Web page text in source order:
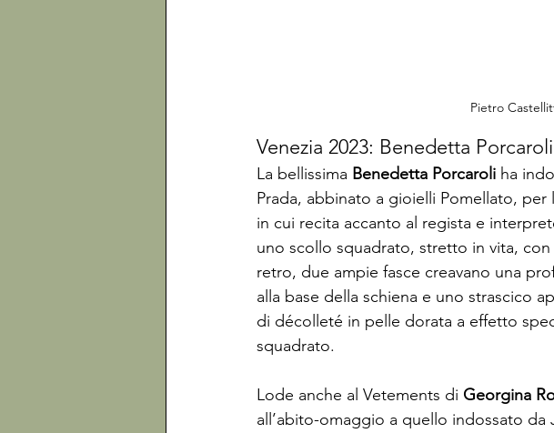
Pietro
Venezia 2023: Benedetta
La bellissima Benedetta Porcaroli ha
Prada, abbinato a gioielli Pomellato,
in cui recita accanto al regista e
uno scollo squadrato, stretto in vita,
retro, due ampie fasce creavano una
alla base della schiena e uno strascico
di décolleté in pelle dorata a effetto
squadrato.
Lode anche al Vetements di Georgina
all’abito-omaggio a quello indossato da